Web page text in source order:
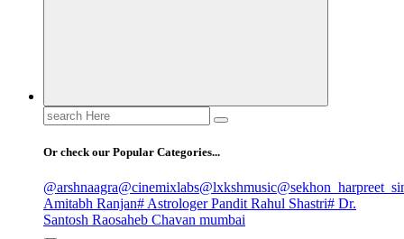
Search
for:
Or check our Popular Categories...
@arshnaagra@cinemixlabs@lxkshmusic
Amitabh Ranjan# Astrologer Pandit Rahul Shastri# Dr.
Santosh Raosaheb Chavan mumbai